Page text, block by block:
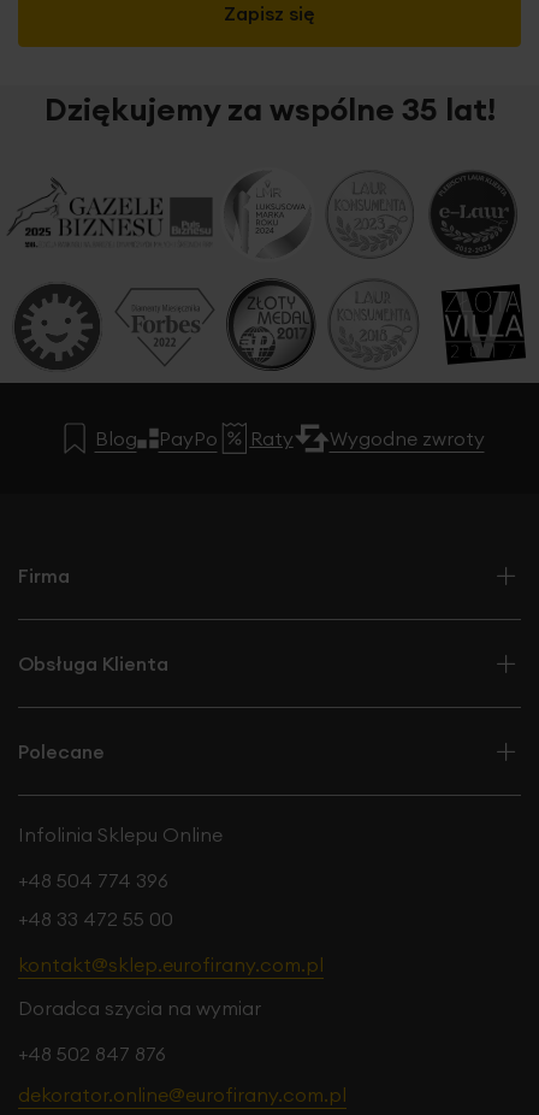
Zapisz się
Dziękujemy za wspólne 35 lat!
Blog PayPo Raty Wygodne zwroty
Firma
Obsługa Klienta
Polecane
Infolinia Sklepu Online
+48 504 774 396
+48 33 472 55 00
kontakt@sklep.eurofirany.com.pl
Doradca szycia na wymiar
+48 502 847 876
dekorator.online@eurofirany.com.pl